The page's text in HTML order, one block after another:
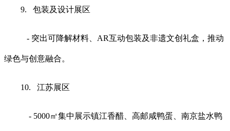
9. 包装及设计展区
- 突出可降解材料、AR互动包装及非遗文创礼盒，推动
绿色与创意融合。
10. 江苏展区
- 5000㎡集中展示镇江香醋、高邮咸鸭蛋、南京盐水鸭